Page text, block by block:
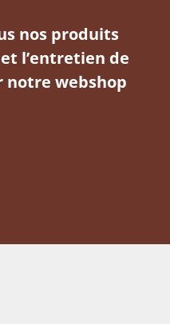
nos produits
l’entretien de
notre webshop